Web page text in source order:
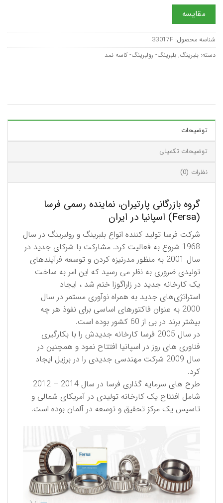
مقایسه
شناسه محصول: 33017F
دسته: بلبرینگ, بلبرینگ- رولبرینگ- کاسه نمد
توضیحات
توضیحات تکمیلی
نظرات (0)
گروه بازرگانی پارتیران، نماینده رسمی فرسا
(Fersa) اسپانیا در ایران
شرکت فرسا تولید کننده انواع بلبرینگ و رولبرینگ در سال
1968 شروع به فعالیت کرد. مشارکت با شرکای جدید در
سال 2001 به منظور مدرنیزه کردن و توسعه فرآیندهای
تولیدی ضروری به نظر می رسید که این امر به ساخت
یک کارخانه جدید در زاراگوزا ختم شد ، ایجاد
استراتژی‌های جدید به همراه نوآوری مستمر در سال
2000 به عنوان فاکتورهای اساسی برای نفوذ هر چه
بیشتر برند در بی از 60 کشور بوده است.
در سال 2005 فرسا کارخانه جدیدش را با بکارگیری
فناوری های روز در اسپانیا افتتاح نمود و همچنین در
سال 2009 شركت مهندسی جدیدی را در برزیل ایجاد
کرد.
طرح های سرمایه گذاری فرسا در سال 2014 – 2012
شامل افتتاح یک کارخانه تولیدی در آمریکای شمالی و
تاسیس یک مرکز تحقیق و توسعه در آلمان بوده است.